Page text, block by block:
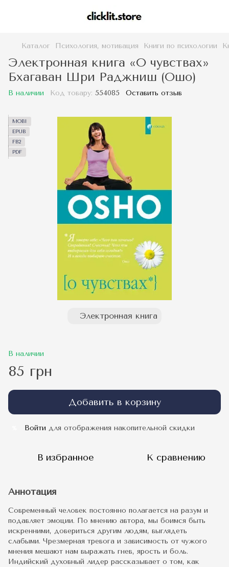
Каталог Психология, мотивация Книги по психологии
Электронная книга «О чувствах»
Бхагаван Шри Раджниш (Ошо)
В наличии Код товару: 554085 Оставить отзыв
MOBI
EPUB
FB2
PDF
Электронная книга
В наличии
85 грн
Добавить в корзину
Войти для отображения накопительной скидки
В избранное К сравнению
Аннотация
Современный человек постоянно полагается на разум и
подавляет эмоции. По мнению автора, мы боимся быть
искренними, довериться другим людям, выглядеть
слабыми. Чрезмерная тревога и зависимость от чужого
мнения мешают нам выражать гнев, ярость и боль.
Индийский духовный лидер рассказывает о том, как